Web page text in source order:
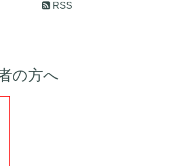
RSS
の方へ